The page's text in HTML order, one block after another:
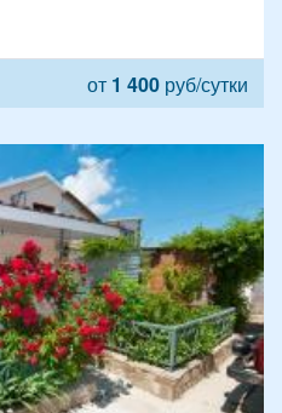
от 1 400 руб/сутки